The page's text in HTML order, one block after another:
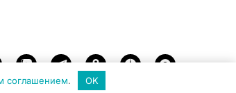
соглашением. OK